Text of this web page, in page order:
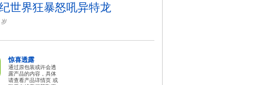
世界狂暴怒吼异特龙
岁
惊喜透露
通过原包装或许会透
露产品的内容，具体
请查看产品详情页 或